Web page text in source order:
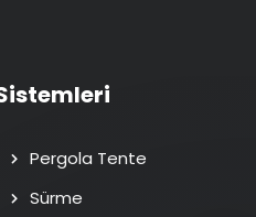
Pergola Tente
Sürme